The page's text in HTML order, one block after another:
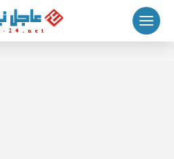
التجاوز
المحتوى